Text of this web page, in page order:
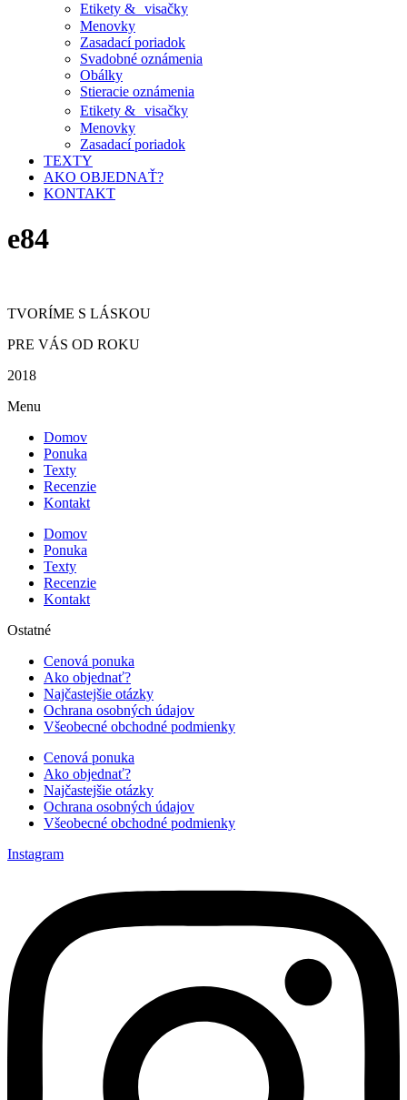
Etikety & visačky
Menovky
Zasadací poriadok
Svadobné oznámenia
Obálky
Stieracie oznámenia
Etikety & visačky
Menovky
Zasadací poriadok
TEXTY
AKO OBJEDNAŤ?
KONTAKT
e84
TVORÍME S LÁSKOU
PRE VÁS OD ROKU
2018
Menu
Domov
Ponuka
Texty
Recenzie
Kontakt
Domov
Ponuka
Texty
Recenzie
Kontakt
Ostatné
Cenová ponuka
Ako objednať?
Najčastejšie otázky
Ochrana osobných údajov
Všeobecné obchodné podmienky
Cenová ponuka
Ako objednať?
Najčastejšie otázky
Ochrana osobných údajov
Všeobecné obchodné podmienky
Instagram